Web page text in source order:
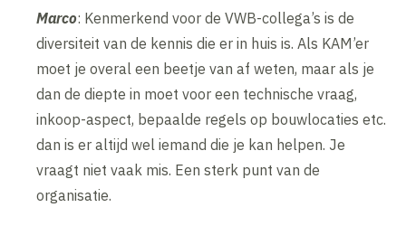
Marco: Kenmerkend voor de VWB-collega’s is de
diversiteit van de kennis die er in huis is. Als KAM’er
moet je overal een beetje van af weten, maar als je
dan de diepte in moet voor een technische vraag,
inkoop-aspect, bepaalde regels op bouwlocaties etc.
dan is er altijd wel iemand die je kan helpen. Je
vraagt niet vaak mis. Een sterk punt van de
organisatie.